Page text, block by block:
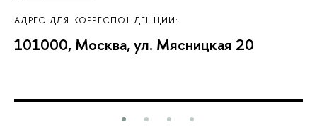
АДРЕС ДЛЯ КОРРЕСПОНДЕНЦИИ:
101000, Москва, ул. Мясницкая 20